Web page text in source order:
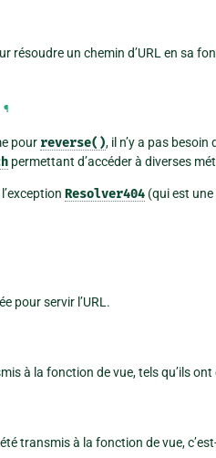
résoudre un chemin d’URL en sa
¶
pour reverse(), il n’y a pas
permettant d’accéder à diverses
Resolver404 (qui est
pour servir l’URL.
à la fonction de vue, tels qu’ils ont
transmis à la fonction de vue,